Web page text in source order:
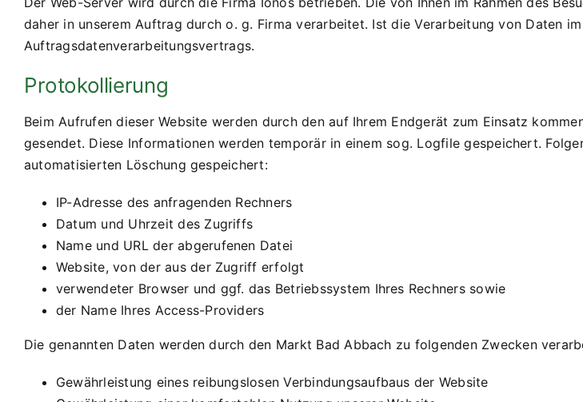
daher in unserem Auftrag durch o. g. Firma verarbeitet. Ist die Verarbeitung von Daten
Auftragsdatenverarbeitungsvertrags.
Protokollierung
Beim Aufrufen dieser Website werden durch den auf Ihrem Endgerät zum Einsatz
gesendet. Diese Informationen werden temporär in einem sog. Logfile gespeichert.
automatisierten Löschung gespeichert:
IP-Adresse des anfragenden Rechners
Datum und Uhrzeit des Zugriffs
Name und URL der abgerufenen Datei
Website, von der aus der Zugriff erfolgt
verwendeter Browser und ggf. das Betriebssystem Ihres Rechners sowie
der Name Ihres Access-Providers
Die genannten Daten werden durch den Markt Bad Abbach zu folgenden Zwecken
Gewährleistung eines reibungslosen Verbindungsaufbaus der Website